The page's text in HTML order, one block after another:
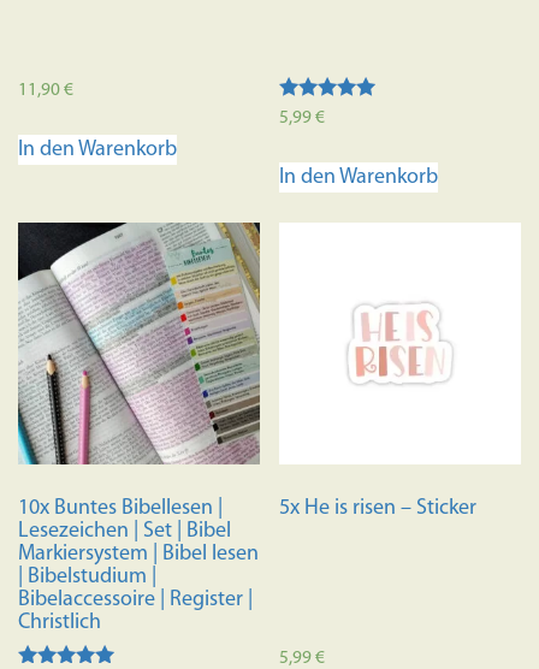
11,90€
In den Warenkorb
Bewertet mit
5,99€
In den Warenkorb
10x Buntes Bibellesen |
Lesezeichen | Set | Bibel
Markiersystem | Bibel lesen
| Bibelstudium |
Bibelaccessoire | Register |
Christlich
5x He is risen – Sticker
5,99€